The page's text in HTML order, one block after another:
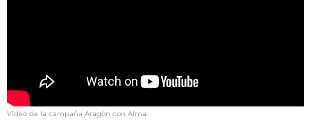
Vídeo de la campaña Aragón con Alma.